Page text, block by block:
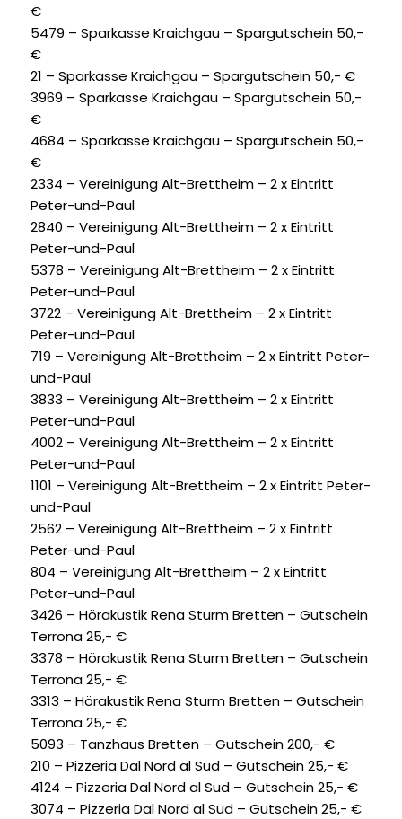
€
5479 – Sparkasse Kraichgau – Spargutschein 50,-
€
21 – Sparkasse Kraichgau – Spargutschein 50,- €
3969 – Sparkasse Kraichgau – Spargutschein 50,-
€
4684 – Sparkasse Kraichgau – Spargutschein 50,-
€
2334 – Vereinigung Alt-Brettheim – 2 x Eintritt
Peter-und-Paul
2840 – Vereinigung Alt-Brettheim – 2 x Eintritt
Peter-und-Paul
5378 – Vereinigung Alt-Brettheim – 2 x Eintritt
Peter-und-Paul
3722 – Vereinigung Alt-Brettheim – 2 x Eintritt
Peter-und-Paul
719 – Vereinigung Alt-Brettheim – 2 x Eintritt Peter-
und-Paul
3833 – Vereinigung Alt-Brettheim – 2 x Eintritt
Peter-und-Paul
4002 – Vereinigung Alt-Brettheim – 2 x Eintritt
Peter-und-Paul
1101 – Vereinigung Alt-Brettheim – 2 x Eintritt Peter-
und-Paul
2562 – Vereinigung Alt-Brettheim – 2 x Eintritt
Peter-und-Paul
804 – Vereinigung Alt-Brettheim – 2 x Eintritt
Peter-und-Paul
3426 – Hörakustik Rena Sturm Bretten – Gutschein
Terrona 25,- €
3378 – Hörakustik Rena Sturm Bretten – Gutschein
Terrona 25,- €
3313 – Hörakustik Rena Sturm Bretten – Gutschein
Terrona 25,- €
5093 – Tanzhaus Bretten – Gutschein 200,- €
210 – Pizzeria Dal Nord al Sud – Gutschein 25,- €
4124 – Pizzeria Dal Nord al Sud – Gutschein 25,- €
3074 – Pizzeria Dal Nord al Sud – Gutschein 25,- €